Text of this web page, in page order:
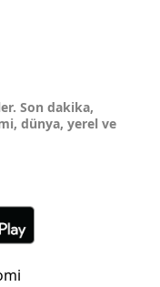
Son dakika,
dünya, yerel ve